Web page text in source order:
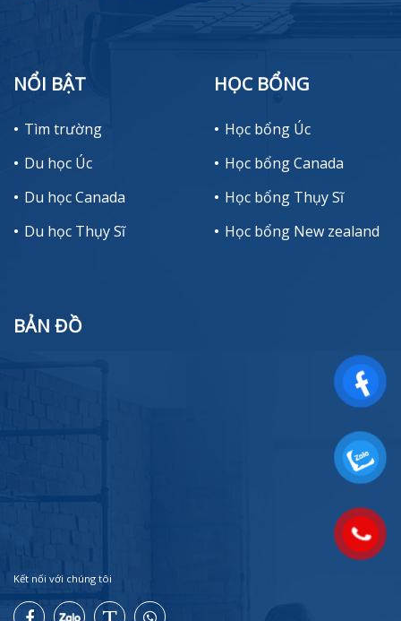
NỔI BẬT
Tìm trường
Du học Úc
Du học Canada
Du học Thụy Sĩ
HỌC BỔNG
Học bổng Úc
Học bổng Canada
Học bổng Thụy Sĩ
Học bổng New zealand
BẢN ĐỒ
Kết nối với chúng tôi